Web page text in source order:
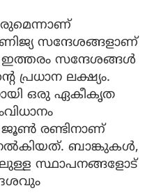
സന്ദേശങ്ങളാണ്
സന്ദേശങ്ങള്‍
പ്രധാന ലക്ഷ്യം.
ഒരു ഏകീകൃത
ജൂണ്‍ രണ്ടിനാണ്
നല്‍കിയത്. ബാങ്കുകള്‍,
സ്ഥാപനങ്ങളോട്